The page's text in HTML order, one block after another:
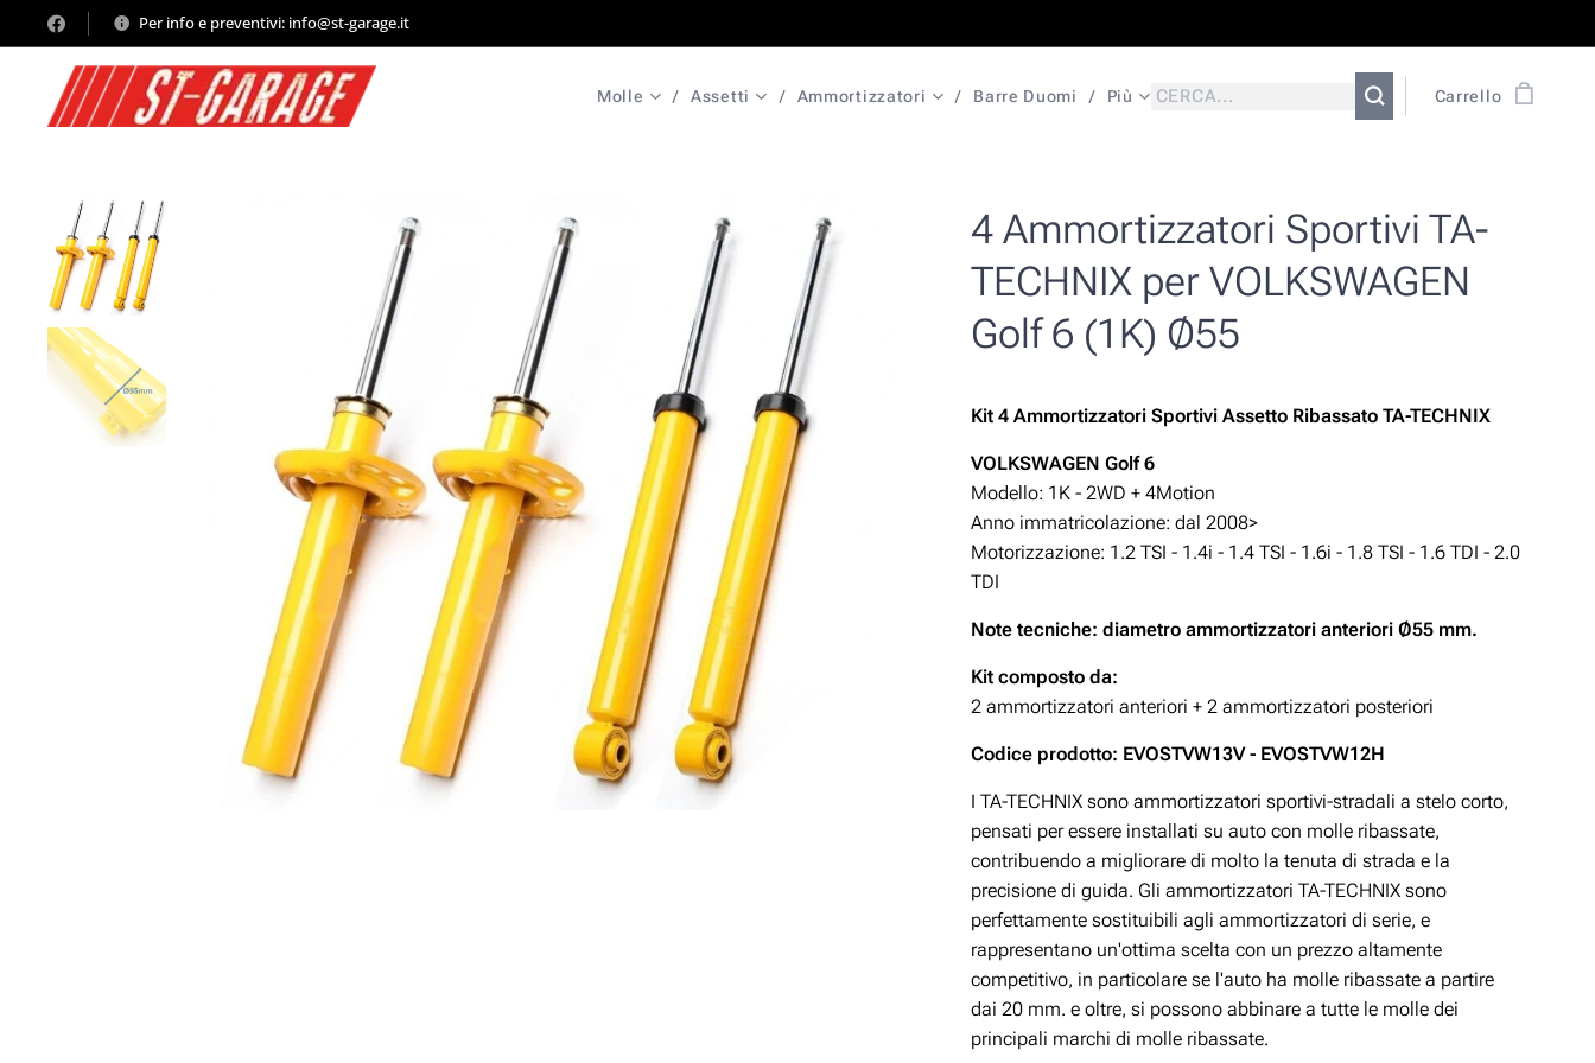
Per info e preventivi: info@st-garage.it
Molle Assetti Ammortizzatori Barre Duomi Più Carrello
4 Ammortizzatori Sportivi TA-
TECHNIX per VOLKSWAGEN
Golf 6 (1K) Ø55
Kit 4 Ammortizzatori Sportivi Assetto Ribassato TA-TECHNIX
VOLKSWAGENGolf6
Modello: 1K - 2WD +4Motion
Anno immatricolazione: dal 2008>
Motorizzazione: 1.2 TSI - 1.4i - 1.4 TSI - 1.6i - 1.8 TSI - 1.6 TDI - 2.0
TDI
Note tecniche: diametro ammortizzatori anteriori Ø55 mm.
Kit composto da:
2 ammortizzatori anteriori + 2 ammortizzatori posteriori
Codice prodotto: EVOSTVW13V - EVOSTVW12H
I TA-TECHNIX sono ammortizzatori sportivi-stradali a stelo corto,
pensati per essere installati su auto con molle ribassate,
contribuendo a migliorare di molto la tenuta di strada e la
precisione di guida. Gli ammortizzatori TA-TECHNIX sono
perfettamente sostituibili agli ammortizzatori di serie, e
rappresentano un'ottima scelta con un prezzo altamente
competitivo, in particolare se l'auto ha molle ribassate a partire
dai 20 mm. e oltre, si possono abbinare a tutte le molle dei
principali marchi di molle ribassate.